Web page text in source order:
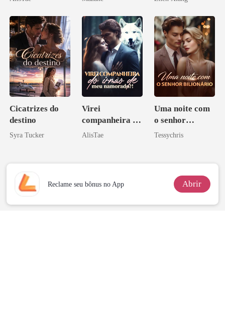
Arrependiment
o
Cicatrizes do
destino
Syra Tucker
Virei
companheira do
irmão de meu
AlisTae
Uma noite com
o senhor
Bilionário
Tessychris
Reclame seu bônus no App Abrir